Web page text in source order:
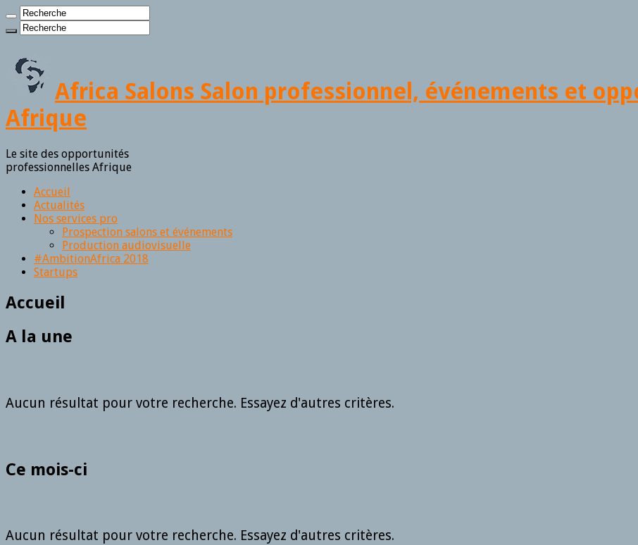
Africa Salons Salon professionnel, événements et
Afrique
Le site des opportunités
professionnelles Afrique
Accueil
Actualités
Nos services pro
Prospection salons et événements
Production audiovisuelle
#AmbitionAfrica 2018
Startups
Accueil
A la une
Aucun résultat pour votre recherche. Essayez d'autres critères.
Ce mois-ci
Aucun résultat pour votre recherche. Essayez d'autres critères.